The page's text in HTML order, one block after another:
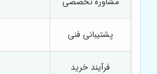
پشتیبانی فنی
فرآیند خرید